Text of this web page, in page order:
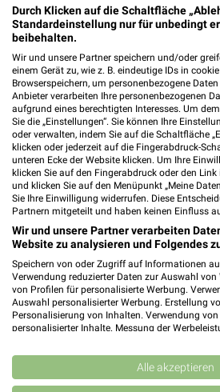
OSTERMANN Filialen &
Noch mehr
der weekli
Jetzt
Durch Klicken auf die Schaltfläche
Standardeinstellung nur für unbedingt
beibehalten.
Wir und unsere Partner speichern und/oder
einem Gerät zu, wie z. B. eindeutige IDs in
Browserspeichern, um personenbezogene
Anbieter verarbeiten Ihre personenbezogenen
aufgrund eines berechtigten Interesses. Um
Sie die „Einstellungen“. Sie können Ihre
oder verwalten, indem Sie auf die Schaltfläche
klicken oder jederzeit auf die Fingerabdruck-
unteren Ecke der Website klicken. Um Ihre
klicken Sie auf den Fingerabdruck oder den
und klicken Sie auf den Menüpunkt „Meine
Sie Ihre Einwilligung widerrufen. Diese
Partnern mitgeteilt und haben keinen Einfluss
Wir und unsere Partner verarbeiten
Website zu analysieren und Folgendes
Speichern von oder Zugriff auf Informationen
Verwendung reduzierter Daten zur Auswahl von
von Profilen für personalisierte Werbung.
Auswahl personalisierter Werbung. Erstellung
Personalisierung von Inhalten. Verwendung
personalisierter Inhalte. Messung der
Kombinationen von Daten aus verschiedenen
Verbesserung der Angebote. Verwendung
von Inhalten.
Alle akzeptieren